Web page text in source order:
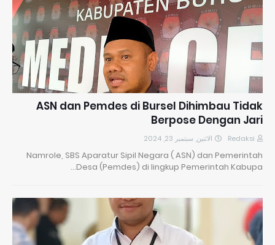
ASN dan Pemdes di Bursel Dihimbau Tidak
Berpose Dengan Jari
Redaksi الاثنين, سبتمبر 23, 2024
Namrole, SBS Aparatur Sipil Negara ( ASN) dan Pemerintah
Desa (Pemdes) di lingkup Pemerintah Kabupa…